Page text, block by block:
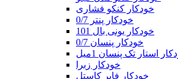
خودکار کنکو فشاری
خودکار پنتر 0/7
خودکار یونی بال 101
خودکار پنسان 0/7
استار تک پنسان 1میل
خودکار زبرا
خودکار فابر کاستل